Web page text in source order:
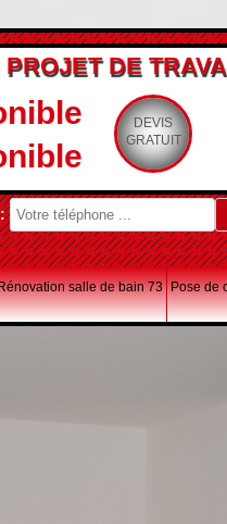
DE
DEVIS
GRATUIT
salle de bain 73 Pose de